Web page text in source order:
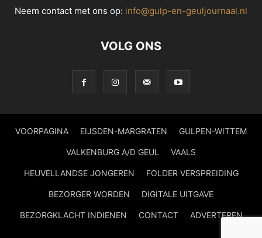
Neem contact met ons op: info@gulp-en-geuljournaal.nl
VOLG ONS
VOORPAGINA EIJSDEN-MARGRATEN GULPEN-WITTEM
VALKENBURG A/D GEUL VAALS
HEUVELLANDSE JONGEREN FOLDER VERSPREIDING
BEZORGER WORDEN DIGITALE UITGAVE
BEZORGKLACHT INDIENEN CONTACT ADVERTEREN